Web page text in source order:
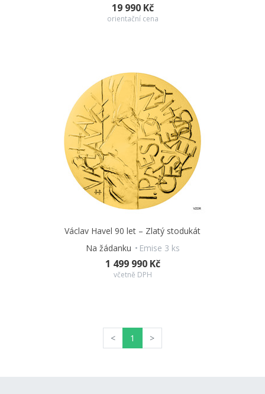
19 990 Kč
orientační cena
Václav Havel 90 let – Zlatý stodukát
Na žádanku
Emise 3 ks
1 499 990 Kč
včetně DPH
< 1 >